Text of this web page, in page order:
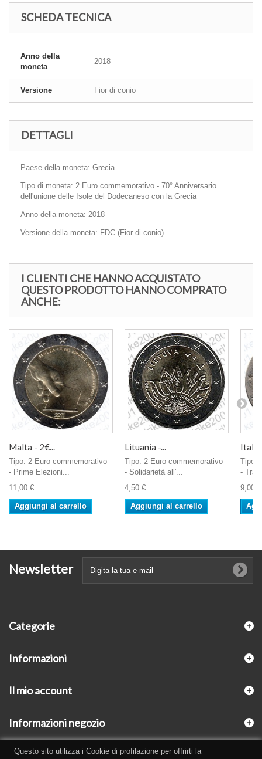
SCHEDA TECNICA
Anno della
moneta
2018
Versione Fior di conio
DETTAGLI
Paese della moneta: Grecia
Tipo di moneta: 2 Euro commemorativo - 70° Anniversario
dell'unione delle Isole del Dodecaneso con la Grecia
Anno della moneta: 2018
Versione della moneta: FDC (Fior di conio)
I CLIENTI CHE HANNO ACQUISTATO
QUESTO PRODOTTO HANNO COMPRATO
ANCHE:
Malta - 2€...
Tipo: 2 Euro commemorativo
- Prime Elezioni...
11,00 €
Aggiungi al carrello
Lituania -...
Tipo: 2 Euro commemorativo
- Solidarietà all'...
4,50 €
Aggiungi al carrello
Italia
Tipo:
-
9,00 €
Newsletter
Categorie
Informazioni
Il mio account
Informazioni negozio
Questo sito utilizza i Cookie di profilazione per offrirti la